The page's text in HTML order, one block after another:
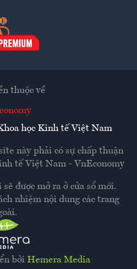
bởi Hemera Media
thuộc về
học Kinh tế Việt Nam
này phải có sự chấp thuận
tế Việt Nam - VnEconomy
được mở ra ở cửa sổ mới.
nhiệm nội dung các trang